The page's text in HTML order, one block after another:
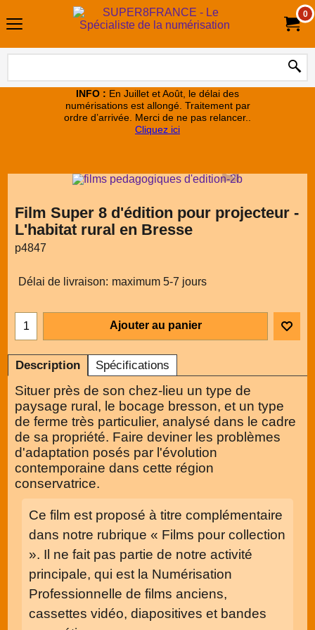
0
INFO : En Juillet et Août, le délai des
numérisations est allongé. Traitement par
ordre d’arrivée. Merci de ne pas relancer..
Cliquez ici
Film Super 8 d'édition pour projecteur -
L'habitat rural en Bresse
p4847
Délai de livraison: maximum 5-7 jours
Ajouter au panier
Description Spécifications
Situer près de son chez-lieu un type de
paysage rural, le bocage bresson, et un type
de ferme très particulier, analysé dans le cadre
de sa propriété. Faire deviner les problèmes
d'adaptation posés par l'évolution
contemporaine dans cette région
conservatrice.
Ce film est proposé à titre complémentaire
dans notre rubrique « Films pour collection
». Il ne fait pas partie de notre activité
principale, qui est la Numérisation
Professionnelle de films anciens,
cassettes vidéo, diapositives et bandes